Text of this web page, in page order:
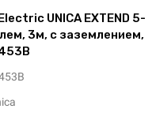
UNICA EXTEND 5-
3м, с заземлением,